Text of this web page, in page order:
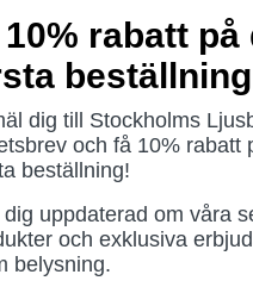
29 00
10% rabatt på
beställning
dig till Stockholms
och få 10% rabatt
beställning!
dig uppdaterad om våra
och exklusiva
belysning.